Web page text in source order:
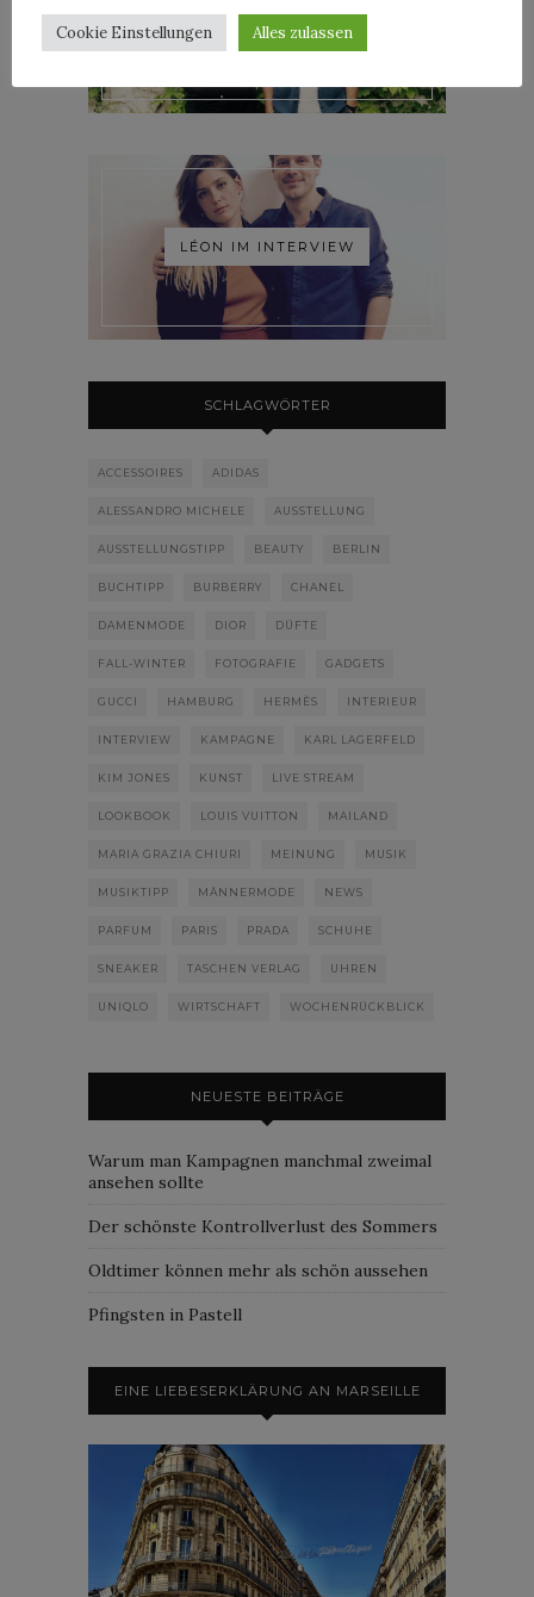
ROOSEVELT IM INTERVIEW
LÉON IM INTERVIEW
SCHLAGWÖRTER
ACCESSOIRES ADIDAS
ALESSANDRO MICHELE AUSSTELLUNG
AUSSTELLUNGSTIPP BEAUTY BERLIN
BUCHTIPP BURBERRY CHANEL
DAMENMODE DIOR DÜFTE
FALL-WINTER FOTOGRAFIE GADGETS
GUCCI HAMBURG HERMÈS INTERIEUR
INTERVIEW KAMPAGNE KARL LAGERFELD
KIM JONES KUNST LIVE STREAM
LOOKBOOK LOUIS VUITTON MAILAND
MARIA GRAZIA CHIURI MEINUNG MUSIK
MUSIKTIPP MÄNNERMODE NEWS
PARFUM PARIS PRADA SCHUHE
SNEAKER TASCHEN VERLAG UHREN
UNIQLO WIRTSCHAFT WOCHENRÜCKBLICK
NEUESTE BEITRÄGE
Warum man Kampagnen manchmal zweimal
ansehen sollte
Der schönste Kontrollverlust des Sommers
Oldtimer können mehr als schön aussehen
Pfingsten in Pastell
EINE LIEBESERKLÄRUNG AN MARSEILLE
Cookie Einstellungen Alles zulassen